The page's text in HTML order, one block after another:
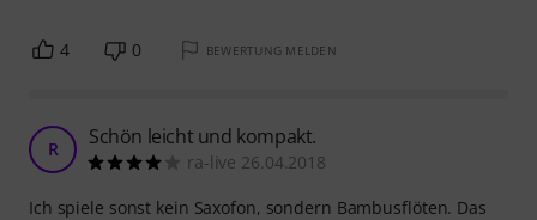
4 0 BEWERTUNG MELDEN
R Schön leicht und kompakt.
ra-live 26.04.2018
Ich spiele sonst kein Saxofon, sondern Bambusflöten. Das